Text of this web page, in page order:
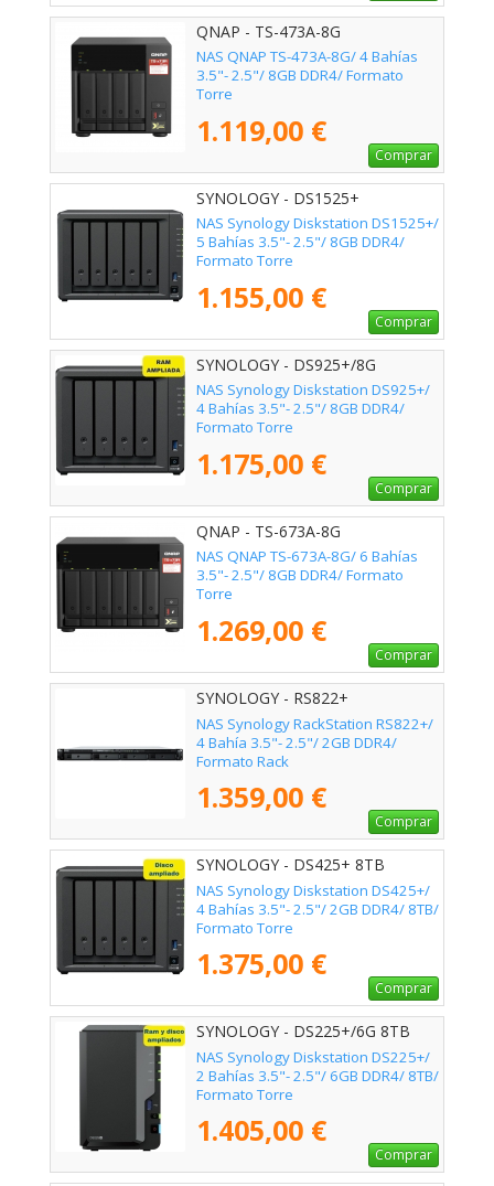
QNAP - TS-473A-8G
NAS QNAP TS-473A-8G/ 4 Bahías
3.5"- 2.5"/ 8GB DDR4/ Formato
Torre
1.119,00 €
Comprar
SYNOLOGY - DS1525+
NAS Synology Diskstation DS1525+/
5 Bahías 3.5"- 2.5"/ 8GB DDR4/
Formato Torre
1.155,00 €
Comprar
SYNOLOGY - DS925+/8G
NAS Synology Diskstation DS925+/
4 Bahías 3.5"- 2.5"/ 8GB DDR4/
Formato Torre
1.175,00 €
Comprar
QNAP - TS-673A-8G
NAS QNAP TS-673A-8G/ 6 Bahías
3.5"- 2.5"/ 8GB DDR4/ Formato
Torre
1.269,00 €
Comprar
SYNOLOGY - RS822+
NAS Synology RackStation RS822+/
4 Bahía 3.5"- 2.5"/ 2GB DDR4/
Formato Rack
1.359,00 €
Comprar
SYNOLOGY - DS425+ 8TB
NAS Synology Diskstation DS425+/
4 Bahías 3.5"- 2.5"/ 2GB DDR4/ 8TB/
Formato Torre
1.375,00 €
Comprar
SYNOLOGY - DS225+/6G 8TB
NAS Synology Diskstation DS225+/
2 Bahías 3.5"- 2.5"/ 6GB DDR4/ 8TB/
Formato Torre
1.405,00 €
Comprar